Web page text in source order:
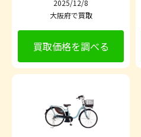
2025/12/8
大阪府で買取
買取価格を調べる